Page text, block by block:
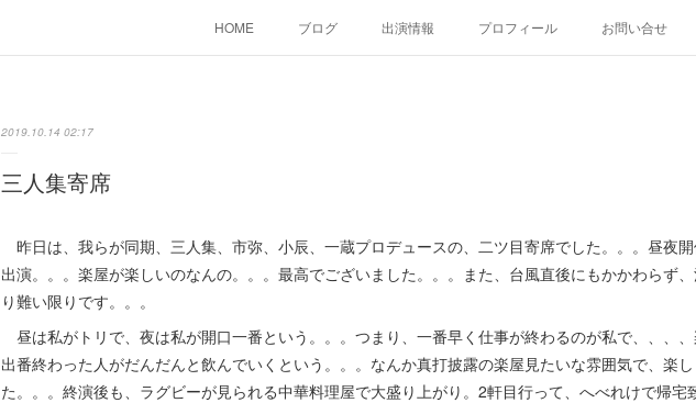
HOME ブログ 出演情報 プロフィール お問い合せ
2019.10.14 02:17
三人集寄席
昨日は、我らが同期、三人集、市弥、小辰、一蔵プロデュースの、二ツ目寄席でした。。。昼夜
出演。。。楽屋が楽しいのなんの。。。最高でございました。。。また、台風直後にもかかわらず
り難い限りです。。。
昼は私がトリで、夜は私が開口一番という。。。つまり、一番早く仕事が終わるのが私で、、、、
出番終わった人がだんだんと飲んでいくという。。。なんか真打披露の楽屋見たいな雰囲気で、楽
た。。。終演後も、ラグビーが見られる中華料理屋で大盛り上がり。2軒目行って、へべれけで帰宅